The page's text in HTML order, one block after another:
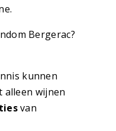
Bergerac?
kunnen
alleen wijnen
van